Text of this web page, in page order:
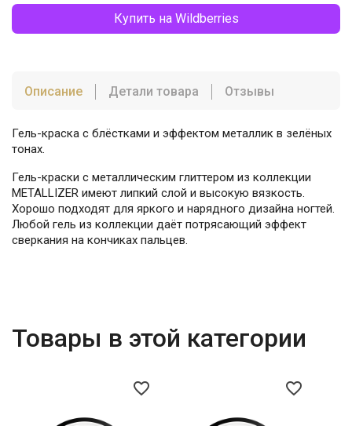
Купить на Wildberries
Описание Детали товара Отзывы
Гель-краска с блёстками и эффектом металлик в зелёных
тонах.
Гель-краски с металлическим глиттером из коллекции
METALLIZER имеют липкий слой и высокую вязкость.
Хорошо подходят для яркого и нарядного дизайна ногтей.
Любой гель из коллекции даёт потрясающий эффект
сверкания на кончиках пальцев.
Товары в этой категории
favorite_border favorite_border